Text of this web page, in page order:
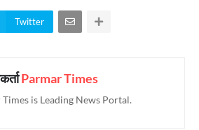
Twitter
Parmar Times
is Leading News Portal.